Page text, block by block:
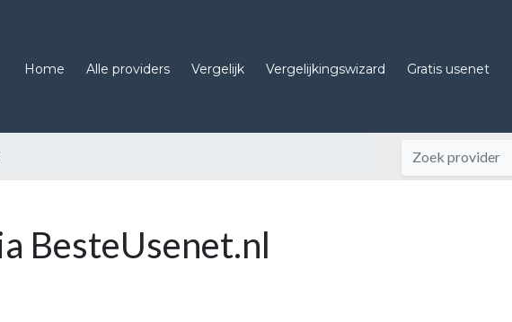
Home Alle providers Vergelijk Vergelijkingswizard Gratis usenet
BesteUsenet.nl